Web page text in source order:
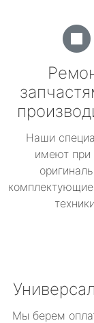
Наши
имеют при
Мы берем